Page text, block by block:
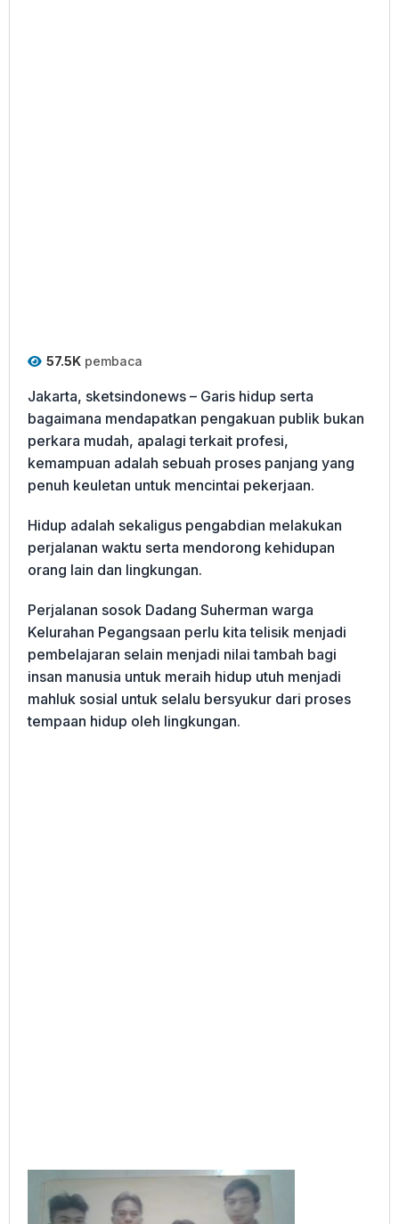
57.5K pembaca
Jakarta, sketsindonews – Garis hidup serta
bagaimana mendapatkan pengakuan publik bukan
perkara mudah, apalagi terkait profesi,
kemampuan adalah sebuah proses panjang yang
penuh keuletan untuk mencintai pekerjaan.
Hidup adalah sekaligus pengabdian melakukan
perjalanan waktu serta mendorong kehidupan
orang lain dan lingkungan.
Perjalanan sosok Dadang Suherman warga
Kelurahan Pegangsaan perlu kita telisik menjadi
pembelajaran selain menjadi nilai tambah bagi
insan manusia untuk meraih hidup utuh menjadi
mahluk sosial untuk selalu bersyukur dari proses
tempaan hidup oleh lingkungan.